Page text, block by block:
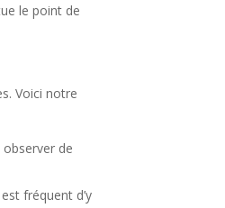
le point de
Voici notre
de
fréquent d’y